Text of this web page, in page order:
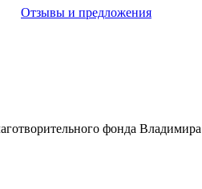
Отзывы и предложения
фонда